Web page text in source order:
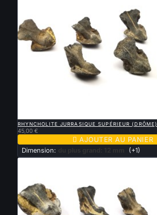
RHYNCHOLITE JURRASIQUE SUPÉRIEUR (DRÔME)
45,00 €
 AJOUTER AU PANIER
Dimension: du plus grand: 12 mm (+1)